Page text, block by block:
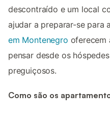
descontraído e um local
ajudar a preparar-se para
em Montenegro oferecem
pensar desde os
preguiçosos.
Como são os